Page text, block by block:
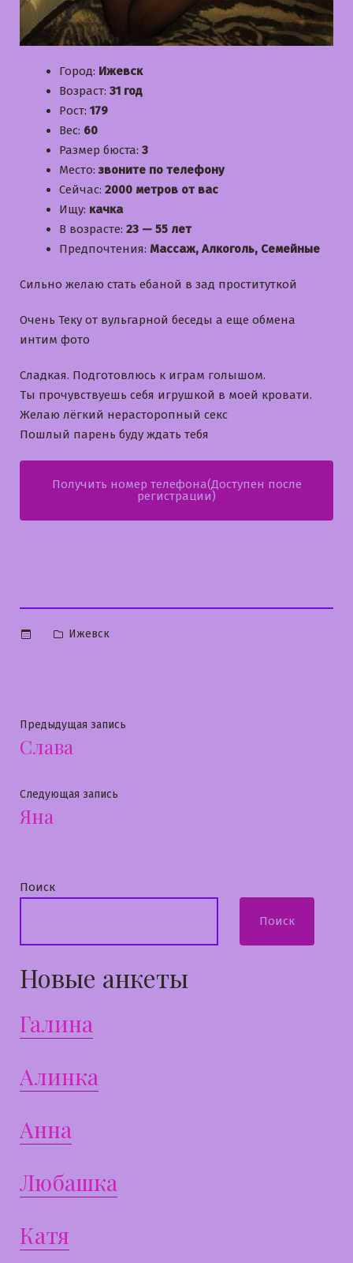
Город: Ижевск
Возраст: 31 год
Рост: 179
Вес: 60
Размер бюста: 3
Место:звоните по телефону
Сейчас: 2000 метров от вас
Ищу: качка
В возрасте: 23 — 55 лет
Предпочтения: Массаж, Алкоголь, Семейные
Сильно желаю стать ебаной в зад проституткой
Очень Теку от вульгарной беседы а еще обмена
интим фото
Сладкая. Подготовлюсь к играм голышом.
Ты прочувствуешь себя игрушкой в моей кровати.
Желаю лёгкий нерасторопный секс
Пошлый парень буду ждать тебя
Получить номер телефона(Доступен после
регистрации)
Опубликовано
Ижевск
Навигация
по
записям
Предыдущая запись
Слава
Следующая запись
Яна
Поиск
Поиск
Новые анкеты
Галина
Алинка
Анна
Любашка
Катя